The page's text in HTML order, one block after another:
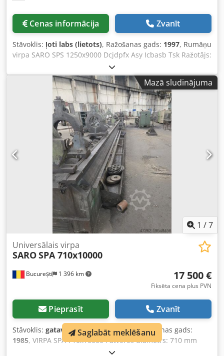
Cenas informācija Zvanīt
Stāvoklis: ļoti labs (lietots), Ražošanas gads: 1997, Rumāņu
virpa SARO SPS 1250x9000 Dcjdpfx Asy Icbasb Tsk Ražotājs:
Saro Targoviste Izgatavošanas gads: 1997 Patronas
diametrs: 1250 mm Maksimālais apstrādes diametrs virs
gultas: 1250 mm Vārpstas diametrs: 250 mm Attālums
starp centriem: 9000 mm Maksimālais apstrādes diametrs
virs slīdes: 920 mm Maksimālais izstrādājuma svars starp
centriem: 15 000 kg Pieejams slīpēšanas piederums! Ir
pieejams video ar darbināmu iekārtu Svars apmēram 25
Mazā sludinājuma
1 /7
București 1 396 km
Universālais virpa
SAROSPA 710x10000
17 500 €
Fiksēta cena plus PVN
Pieprasīt Zvanīt
Stāvoklis: gatavs lietošanai (lietots), Ražošanas gads:
1985, VIRPA SPA 710x10000 Patveres diametrs: 710 mm
Maks. virpošana virs šķērsvirzuļa: 480 mm Djdpfxewywlke
Saglabāt meklēšanu